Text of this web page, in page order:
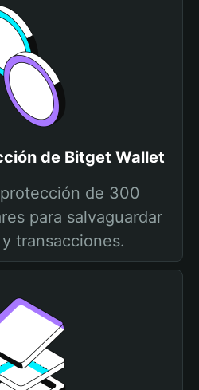
de Bitget Wallet
de 300
para salvaguardar
transacciones.